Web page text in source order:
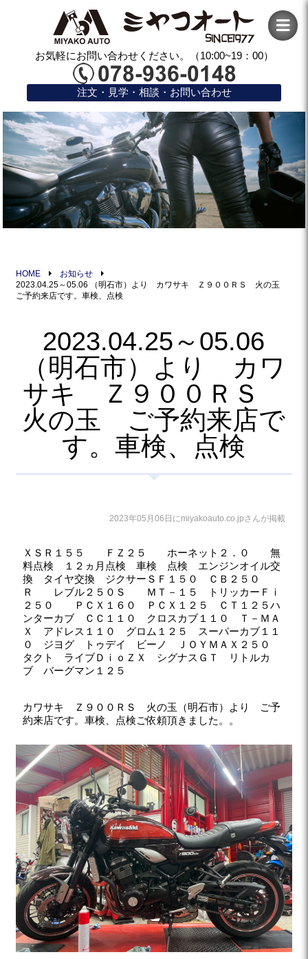
お気軽にお問い合わせください。（10:00~19：00）
注文・見学・相談・お問い合わせ
HOME
お知らせ
2023.04.25～05.06 （明石市）より カワサキ Ｚ９００ＲＳ 火の玉
ご予約来店です。車検、点検
2023.04.25～05.06
（明石市）より カワ
サキ Ｚ９００ＲＳ
火の玉 ご予約来店で
す。車検、点検
2023年05月06日にmiyakoauto.co.jpさんが掲載
ＸＳＲ１５５ ＦＺ２５ ホーネット２．０ 無
料点検 １２ヵ月点検 車検 点検 エンジンオイル交
換 タイヤ交換 ジクサーＳＦ１５０ ＣＢ２５０
Ｒ レブル２５０Ｓ ＭＴ－１５ トリッカーＦｉ
２５０ ＰＣＸ１６０ ＰＣＸ１２５ ＣＴ１２５ハ
ンターカブ ＣＣ１１０ クロスカブ１１０ Ｔ－ＭＡ
Ｘ アドレス１１０ グロム１２５ スーパーカブ１１
０ ジヨグ トゥデイ ビーノ ＪＯＹＭＡＸ２５０
タクト ライブＤｉｏＺＸ シグナスＧＴ リトルカ
ブ バーグマン１２５
カワサキ Ｚ９００ＲＳ 火の玉（明石市）より ご予
約来店です。車検、点検ご依頼頂きました。。